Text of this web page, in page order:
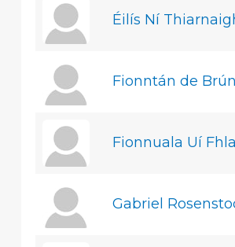
Éilís Ní
Fionntán de Brún
Fionnuala Uí
Gabriel